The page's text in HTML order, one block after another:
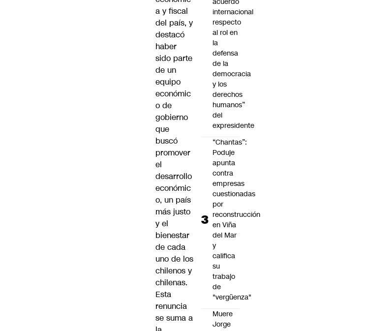
a y fiscal
del país, y
destacó
haber
sido parte
de un
equipo
económic
o de
gobierno
que
buscó
promover
el
desarrollo
económic
o, un país
más justo
y el
bienestar
de cada
uno de los
chilenos y
chilenas.
Esta
renuncia
se suma a
internacional
respecto
al rol en
la
defensa
de la
democracia
y los
derechos
humanos”
del
expresidente
“Chantas”:
Poduje
apunta
contra
empresas
cuestionadas
por
reconstrucción
en Viña
del Mar
y
califica
su
trabajo
de
"vergüenza"
Muere
Jorge